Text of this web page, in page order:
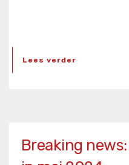
Lees verder
Breaking